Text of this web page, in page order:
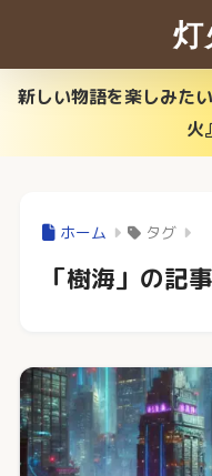
灯
新しい物語を楽しみた
火
ホーム タグ
「樹海」の記